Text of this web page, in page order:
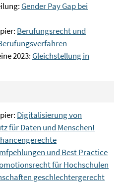
Gender Pay Gap bei
Berufungsrecht und
2023: Gleichstellung in
Digitalisierung von
für Daten und Menschen!
und Best Practice
für Hochschulen
geschlechtergerecht